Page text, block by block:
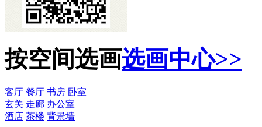
按空间选画选画中心>>
客厅 餐厅 书房 卧室
玄关 走廊 办公室
酒店 茶楼 背景墙